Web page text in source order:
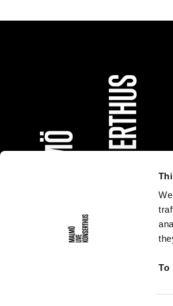
To
Tillgänglighetsredogörelse